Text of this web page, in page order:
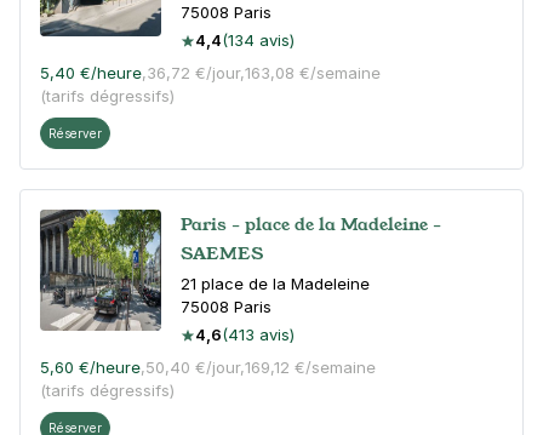
75008 Paris
4,4(134 avis)
5,40 €/heure,36,72 €/jour,163,08 €/semaine
(tarifs dégressifs)
Réserver
Paris - place de la Madeleine -
SAEMES
21 place de la Madeleine
75008 Paris
4,6(413 avis)
5,60 €/heure,50,40 €/jour,169,12 €/semaine
(tarifs dégressifs)
Réserver